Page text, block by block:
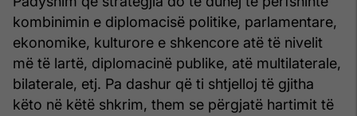
kombinimin e diplomacisë politike, parlamentare,
ekonomike, kulturore e shkencore atë të nivelit
më të lartë, diplomacinë publike, atë multilaterale,
bilaterale, etj. Pa dashur që ti shtjelloj të gjitha
këto në këtë shkrim, them se përgjatë hartimit të